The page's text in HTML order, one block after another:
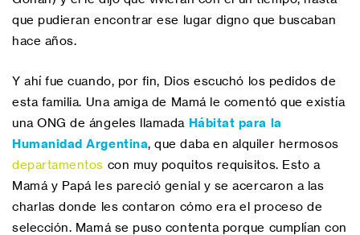
que pudieran encontrar ese lugar digno que buscaban
hace años.
Y ahí fue cuando, por fin, Dios escuchó los pedidos de
esta familia. Una amiga de Mamá le comentó que existía
una ONG de ángeles llamada Hábitat para la
Humanidad Argentina, que daba en alquiler hermosos
departamentos con muy poquitos requisitos. Esto a
Mamá y Papá les pareció genial y se acercaron a las
charlas donde les contaron cómo era el proceso de
selección. Mamá se puso contenta porque cumplían con